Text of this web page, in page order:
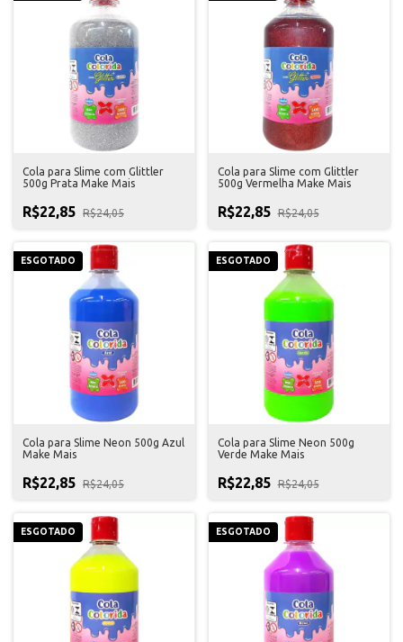
Cola para Slime com Glittler
500g Prata Make Mais
R$22,85 R$24,05
Cola para Slime com Glittler
500g Vermelha Make Mais
R$22,85 R$24,05
ESGOTADO
Cola para Slime Neon 500g Azul
Make Mais
R$22,85 R$24,05
ESGOTADO
Cola para Slime Neon 500g
Verde Make Mais
R$22,85 R$24,05
ESGOTADO ESGOTADO